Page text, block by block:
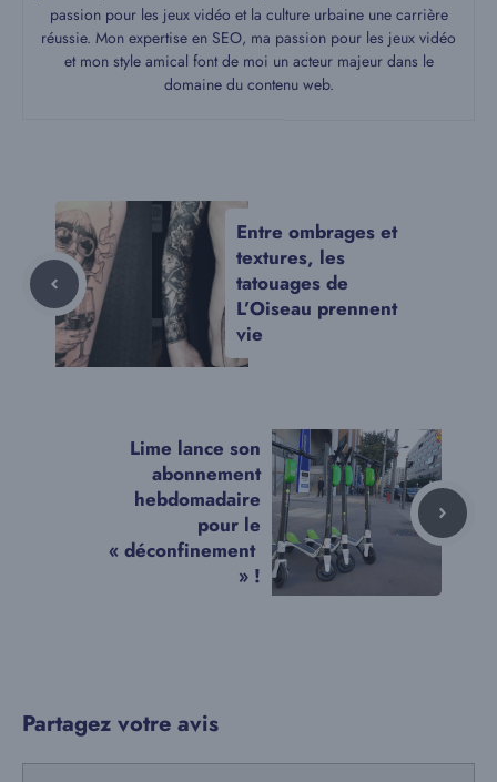
passion pour les jeux vidéo et la culture urbaine une carrière
réussie. Mon expertise en SEO, ma passion pour les jeux vidéo
et mon style amical font de moi un acteur majeur dans le
domaine du contenu web.
Entre ombrages et
textures, les
tatouages de
L’Oiseau prennent
vie
Lime lance son
abonnement
hebdomadaire
pour le
« déconfinement
» !
Partagez votre avis